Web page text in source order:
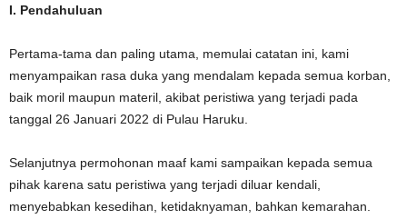
I. Pendahuluan
Pertama-tama dan paling utama, memulai catatan ini, kami
menyampaikan rasa duka yang mendalam kepada semua korban,
baik moril maupun materil, akibat peristiwa yang terjadi pada
tanggal 26 Januari 2022 di Pulau Haruku.
Selanjutnya permohonan maaf kami sampaikan kepada semua
pihak karena satu peristiwa yang terjadi diluar kendali,
menyebabkan kesedihan, ketidaknyaman, bahkan kemarahan.